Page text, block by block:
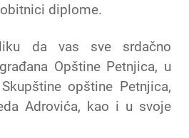
diplome.
da vas sve srdačno
Opštine Petnjica, u
opštine Petnjica,
Adrovića, kao i u svoje